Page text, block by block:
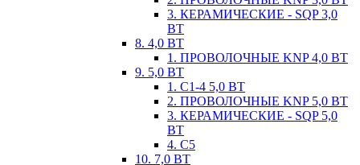
3. КЕРАМИЧЕСКИЕ - SQP 3,0
ВТ
8. 4,0 ВТ
1. ПРОВОЛОЧНЫЕ KNP 4,0 ВТ
9. 5,0 ВТ
1. С1-4 5,0 ВТ
2. ПРОВОЛОЧНЫЕ KNP 5,0 ВТ
3. КЕРАМИЧЕСКИЕ - SQP 5,0
ВТ
4. С5
10. 7,0 ВТ